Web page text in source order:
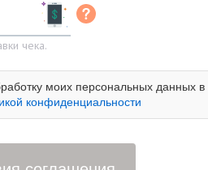
чека.
моих персональных данных в
конфиденциальности